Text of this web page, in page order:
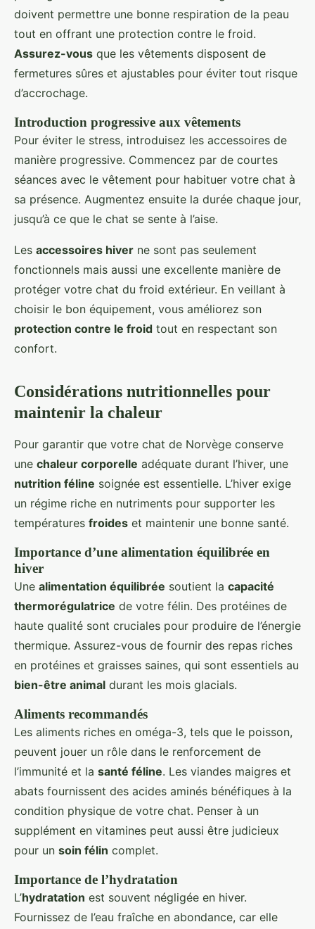
doivent permettre une bonne respiration de la peau
tout en offrant une protection contre le froid.
Assurez-vous que les vêtements disposent de
fermetures sûres et ajustables pour éviter tout risque
d’accrochage.
Introduction progressive aux vêtements
Pour éviter le stress, introduisez les accessoires de
manière progressive. Commencez par de courtes
séances avec le vêtement pour habituer votre chat à
sa présence. Augmentez ensuite la durée chaque jour,
jusqu’à ce que le chat se sente à l’aise.
Les accessoires hiver ne sont pas seulement
fonctionnels mais aussi une excellente manière de
protéger votre chat du froid extérieur. En veillant à
choisir le bon équipement, vous améliorez son
protection contre le froid tout en respectant son
confort.
Considérations nutritionnelles pour
maintenir la chaleur
Pour garantir que votre chat de Norvège conserve
une chaleur corporelle adéquate durant l’hiver, une
nutrition féline soignée est essentielle. L’hiver exige
un régime riche en nutriments pour supporter les
températures froides et maintenir une bonne santé.
Importance d’une alimentation équilibrée en
hiver
Une alimentation équilibrée soutient la capacité
thermorégulatrice de votre félin. Des protéines de
haute qualité sont cruciales pour produire de l’énergie
thermique. Assurez-vous de fournir des repas riches
en protéines et graisses saines, qui sont essentiels au
bien-être animal durant les mois glacials.
Aliments recommandés
Les aliments riches en oméga-3, tels que le poisson,
peuvent jouer un rôle dans le renforcement de
l’immunité et la santé féline. Les viandes maigres et
abats fournissent des acides aminés bénéfiques à la
condition physique de votre chat. Penser à un
supplément en vitamines peut aussi être judicieux
pour un soin félin complet.
Importance de l’hydratation
L’hydratation est souvent négligée en hiver.
Fournissez de l’eau fraîche en abondance, car elle